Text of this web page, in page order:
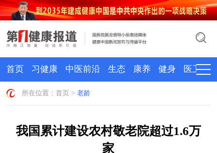
首页 习健康 中医前沿 生态 康养 健身 医卫
所在位置：首页 >老龄
我国累计建设农村敬老院超过1.6万
家